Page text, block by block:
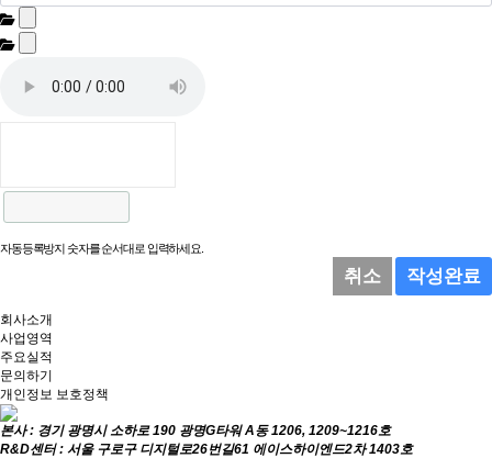
자동등록방지 숫자를 순서대로 입력하세요.
취소 작성완료
회사소개
사업영역
주요실적
문의하기
개인정보 보호정책
본사 : 경기 광명시 소하로 190 광명G타워 A동 1206, 1209~1216호
R&D센터 : 서울 구로구 디지털로26번길61 에이스하이엔드2차 1403호